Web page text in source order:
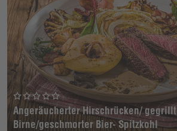
Angeräucherter Hirschrücken/
Birne/geschmorter Bier- Spitzkohl